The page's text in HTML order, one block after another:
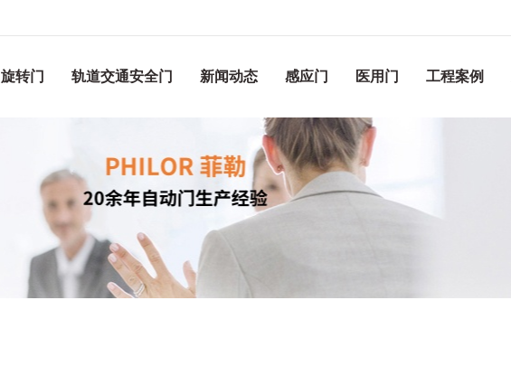
旋转门 轨道交通安全门 新闻动态 感应门 医用门 工程案例